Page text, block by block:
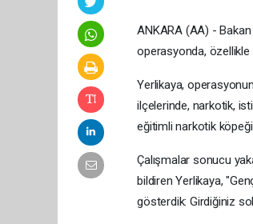
ANKARA (AA) - Bakan
operasyonda, özellikle
Yerlikaya,
ilçelerinde, narkotik,
eğitimli narkotik
Çalışmalar sonucu
bildiren Yerlikaya,
gösterdik: Girdiğiniz